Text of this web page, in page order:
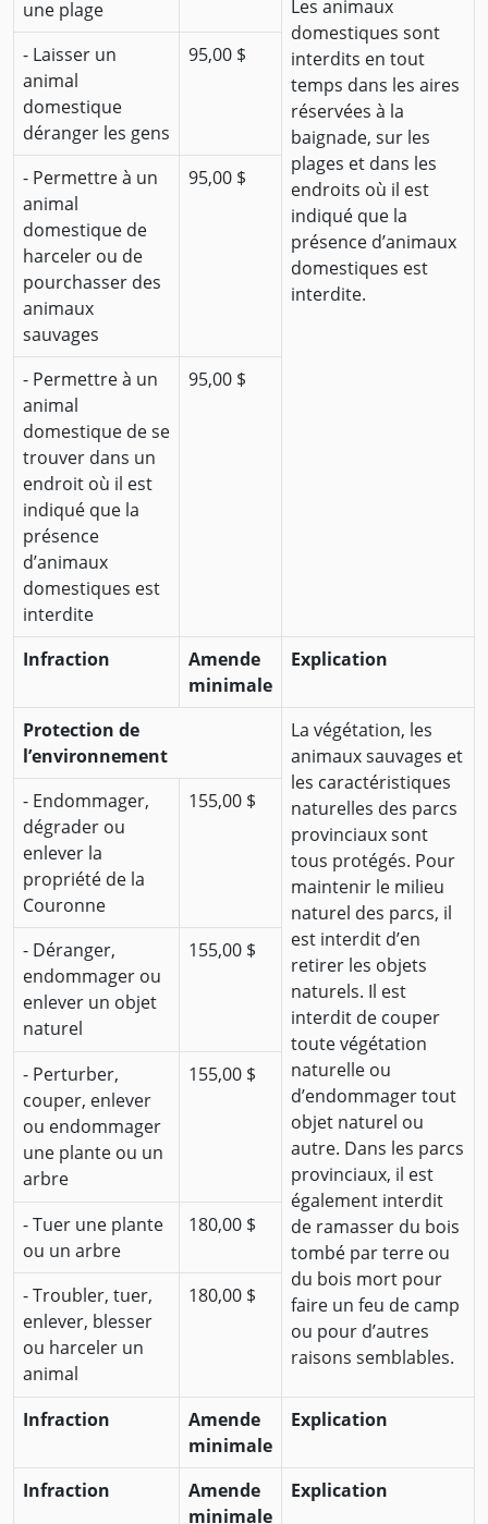
Les animaux
domestiques sont
interdits en tout
temps dans les aires
réservées à la
baignade, sur les
plages et dans les
endroits où il est
indiqué que la
présence d’animaux
domestiques est
interdite.
une plage
- Laisser un
animal
domestique
déranger les gens
95,00 $
- Permettre à un
animal
domestique de
harceler ou de
pourchasser des
animaux
sauvages
95,00 $
- Permettre à un
animal
domestique de se
trouver dans un
endroit où il est
indiqué que la
présence
d’animaux
domestiques est
interdite
95,00 $
Infraction
Amende
minimale
Explication
Protection de
l’environnement
La végétation, les
animaux sauvages et
les caractéristiques
naturelles des parcs
provinciaux sont
tous protégés. Pour
maintenir le milieu
naturel des parcs, il
est interdit d’en
retirer les objets
naturels. Il est
interdit de couper
toute végétation
naturelle ou
d’endommager tout
objet naturel ou
autre. Dans les parcs
provinciaux, il est
également interdit
de ramasser du bois
tombé par terre ou
du bois mort pour
faire un feu de camp
ou pour d’autres
raisons semblables.
- Endommager,
dégrader ou
enlever la
propriété de la
Couronne
155,00 $
- Déranger,
endommager ou
enlever un objet
naturel
155,00 $
- Perturber,
couper, enlever
ou endommager
une plante ou un
arbre
155,00 $
- Tuer une plante
ou un arbre
180,00 $
- Troubler, tuer,
enlever, blesser
ou harceler un
animal
180,00 $
Infraction
Amende
minimale
Explication
Infraction
Amende
minimale
Explication